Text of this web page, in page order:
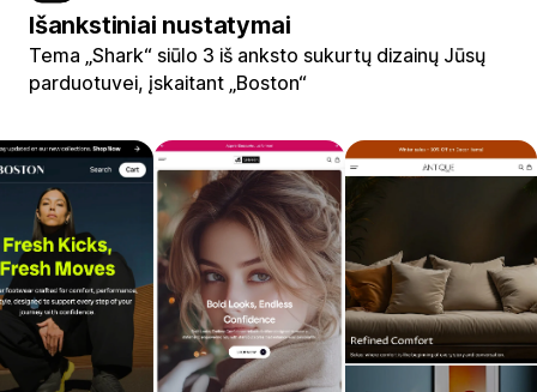
Išankstiniai nustatymai
Tema „Shark“ siūlo 3 iš anksto sukurtų dizainų Jūsų
parduotuvei, įskaitant „Boston“